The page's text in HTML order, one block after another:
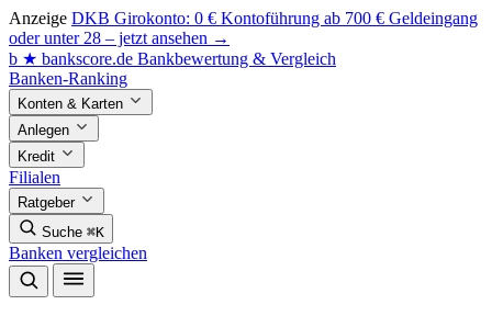
Anzeige DKB Girokonto: 0 € Kontoführung ab 700 € Geldeingang
oder unter 28 – jetzt ansehen →
b ★ bankscore.de Bankbewertung & Vergleich
Banken-Ranking
Konten & Karten
Anlegen
Kredit
Filialen
Ratgeber
Suche ⌘K
Banken vergleichen